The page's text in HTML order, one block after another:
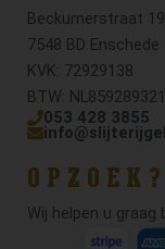
Beckumerstraat 19
7548 BD Enschede
KVK: 72929138
BTW:
053 428 3855
OPZOEK?
Wij helpen u